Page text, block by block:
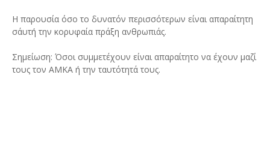
Η παρουσία όσο το δυνατόν περισσότερων είναι απαραίτητη
σ΄αυτή την κορυφαία πράξη ανθρωπιάς.
Σημείωση: Όσοι συμμετέχουν είναι απαραίτητο να έχουν μαζί
τους τον ΑΜΚΑ ή την ταυτότητά τους.